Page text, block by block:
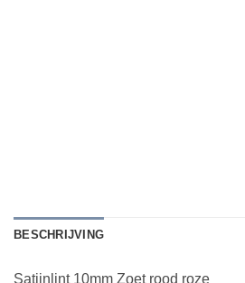
BESCHRIJVING
Satijnlint 10mm Zoet rood roze